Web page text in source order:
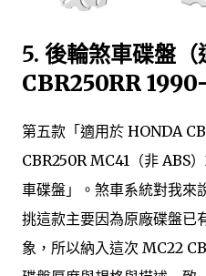
5. 後輪煞車碟盤
CBR250RR 1990-
第五款「適用於 HONDA
CBR250R MC41（非 ABS
車碟盤」。煞車系統對我來
挑這款主要因為原廠碟盤已
象，所以納入這次 MC22